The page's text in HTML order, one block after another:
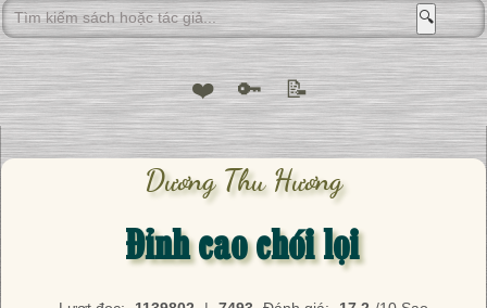
🔍
❤️ 🔑 📝
Dương Thu Hương
Đỉnh cao chói lọi